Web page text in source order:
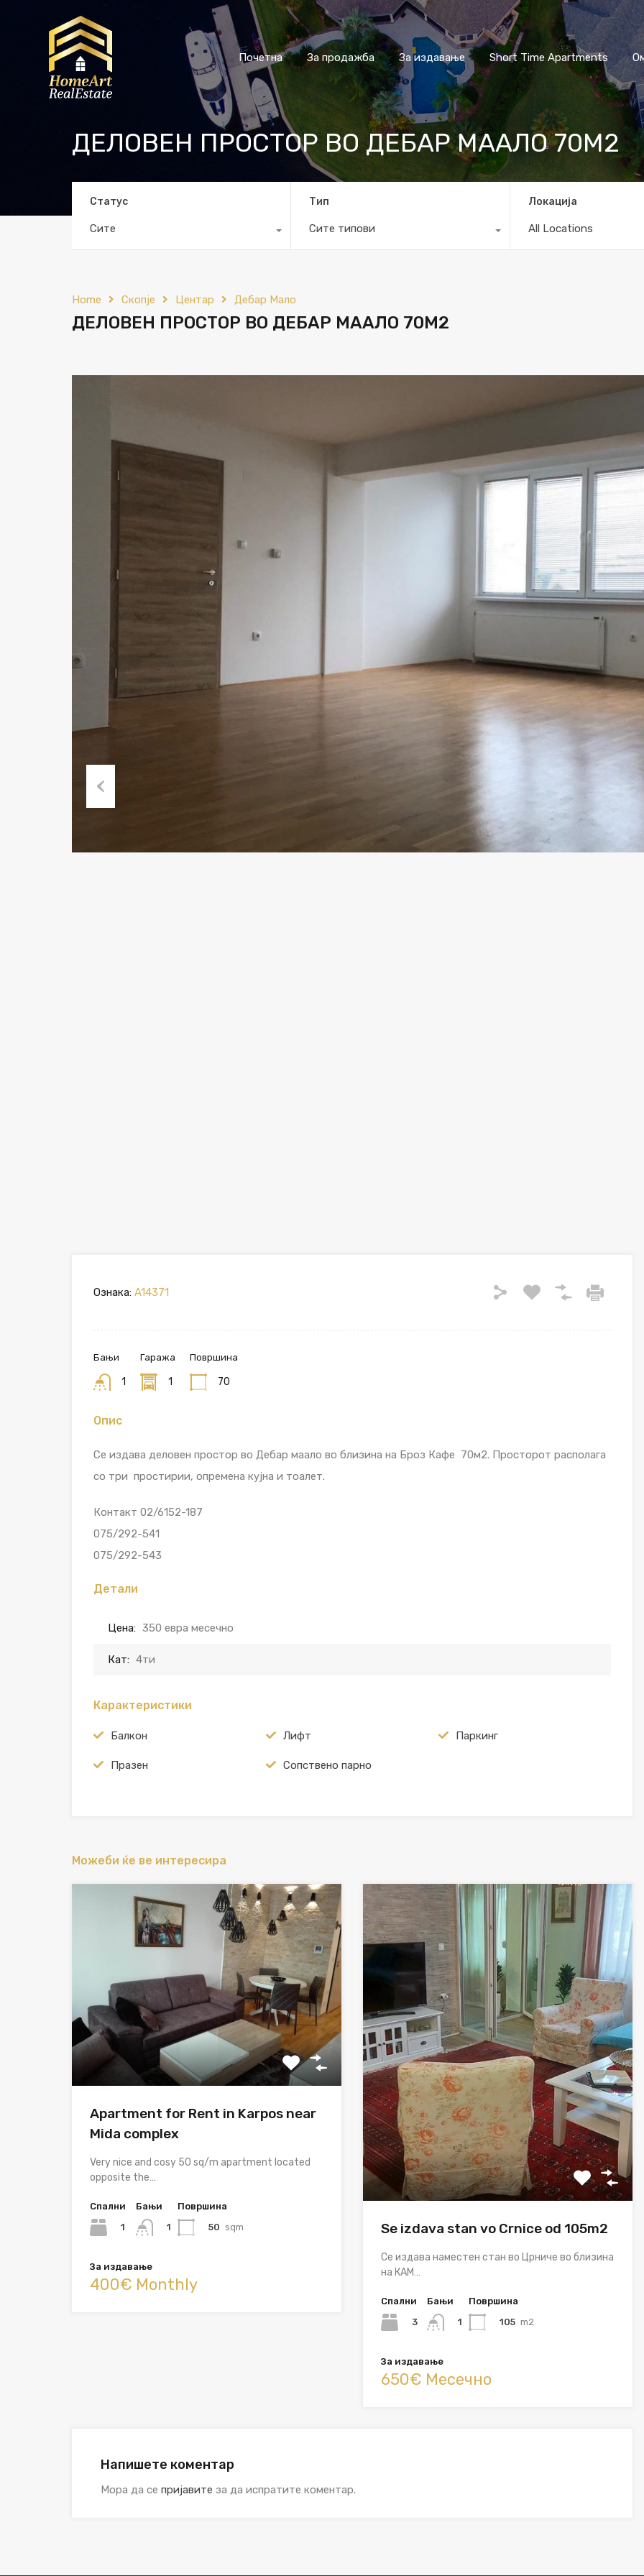
Почетна За продажба За издавање Short Time Apartments
ДЕЛОВЕН ПРОСТОР ВО ДЕБАР МААЛО 70М2
Статус
Сите
Тип
Сите типови
Локација
All Locations
Home Скопје Центар Дебар Мало
ДЕЛОВЕН ПРОСТОР ВО ДЕБАР МААЛО 70М2
Ознака: A14371
Бањи
1
Гаража
1
Површина
70
Опис
Се издава деловен простор во Дебар маало во близина на Броз Кафе 70м2. Просторот располага
со три простирии, опремена кујна и тоалет.
Контакт 02/6152-187
075/292-541
075/292-543
Детали
Цена: 350 евра месечно
Кат: 4ти
Карактеристики
Балкон Лифт Паркинг
Празен Сопствено парно
Можеби ќе ве интересира
Apartment for Rent in Karpos near
Mida complex
Very nice and cosy 50 sq/m apartment located
opposite the…
Спални
1
Бањи
1
Површина
50 sqm
За издавање
400€ Monthly
Se izdava stan vo Crnice od 105m2
Се издава наместен стан во Црниче во близина
на КАМ…
Спални
3
Бањи
1
Површина
105 m2
За издавање
650€ Месечно
Напишете коментар
Мора да се пријавите за да испратите коментар.